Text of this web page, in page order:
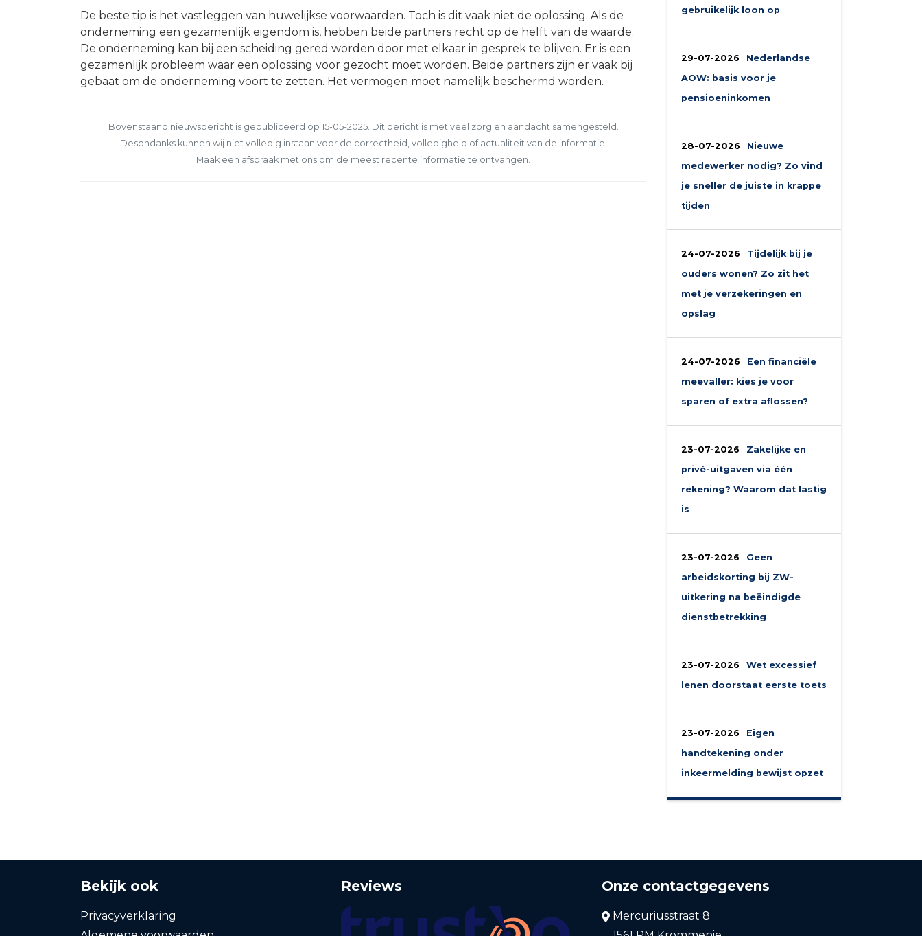
De beste tip is het vastleggen van huwelijkse voorwaarden. Toch is dit vaak niet de oplossing. Als de
onderneming een gezamenlijk eigendom is, hebben beide partners recht op de helft van de waarde.
De onderneming kan bij een scheiding gered worden door met elkaar in gesprek te blijven. Er is een
gezamenlijk probleem waar een oplossing voor gezocht moet worden. Beide partners zijn er vaak bij
gebaat om de onderneming voort te zetten. Het vermogen moet namelijk beschermd worden.
Bovenstaand nieuwsbericht is gepubliceerd op 15-05-2025. Dit bericht is met veel zorg en aandacht samengesteld.
Desondanks kunnen wij niet volledig instaan voor de correctheid, volledigheid of actualiteit van de informatie.
Maak een afspraak met ons om de meest recente informatie te ontvangen.
gebruikelijk loon op
29-07-2026
Nederlandse
AOW: basis voor je
pensioeninkomen
28-07-2026
Nieuwe
medewerker nodig? Zo vind
je sneller de juiste in krappe
tijden
24-07-2026
Tijdelijk bij je
ouders wonen? Zo zit het
met je verzekeringen en
opslag
24-07-2026
Een financiële
meevaller: kies je voor
sparen of extra aflossen?
23-07-2026
Zakelijke en
privé-uitgaven via één
rekening? Waarom dat lastig
is
23-07-2026
Geen
arbeidskorting bij ZW-
uitkering na beëindigde
dienstbetrekking
23-07-2026
Wet excessief
lenen doorstaat eerste toets
23-07-2026
Eigen
handtekening onder
inkeermelding bewijst opzet
Bekijk ook
Privacyverklaring
Reviews Onze contactgegevens
Mercuriusstraat 8